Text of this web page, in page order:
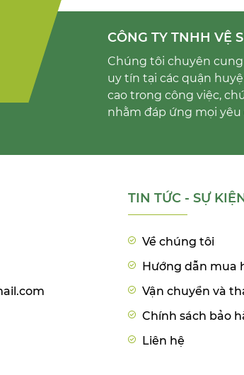
CÔNG TY TNHH VỆ
Chúng tôi chuyên
uy tín tại các quận
cao trong công việc,
nhằm đáp ứng mọi
TIN TỨC - SỰ
Về chúng tôi
Hướng dẫn mua
Vận chuyển và
Chính sách bảo
Liên hệ